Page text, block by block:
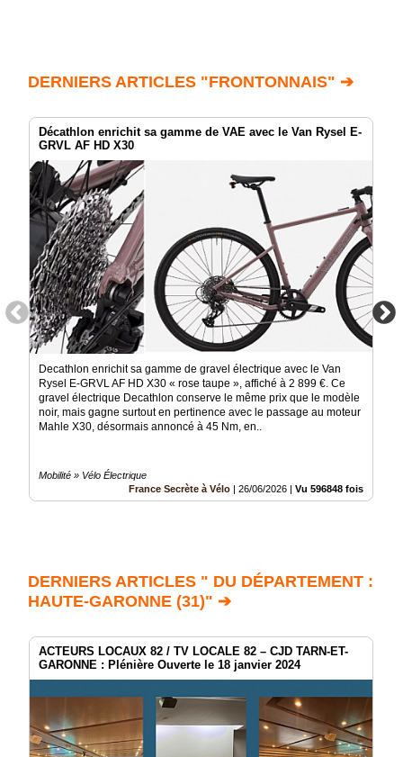
DERNIERS ARTICLES "FRONTONNAIS" ➔
Décathlon enrichit sa gamme de VAE avec le Van Rysel E-
GRVL AF HD X30
Decathlon enrichit sa gamme de gravel électrique avec le Van
Rysel E-GRVL AF HD X30 « rose taupe », affiché à 2 899 €. Ce
gravel électrique Decathlon conserve le même prix que le modèle
noir, mais gagne surtout en pertinence avec le passage au moteur
Mahle X30, désormais annoncé à 45 Nm, en..
Mobilité » Vélo Électrique
France Secrète à Vélo
26/06/2026 Vu 596848 fois
DERNIERS ARTICLES " DU DÉPARTEMENT :
HAUTE-GARONNE (31)" ➔
ACTEURS LOCAUX 82 / TV LOCALE 82 – CJD TARN-ET-
GARONNE : Plénière Ouverte le 18 janvier 2024